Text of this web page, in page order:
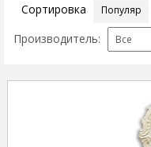
Сортировка
Производитель: